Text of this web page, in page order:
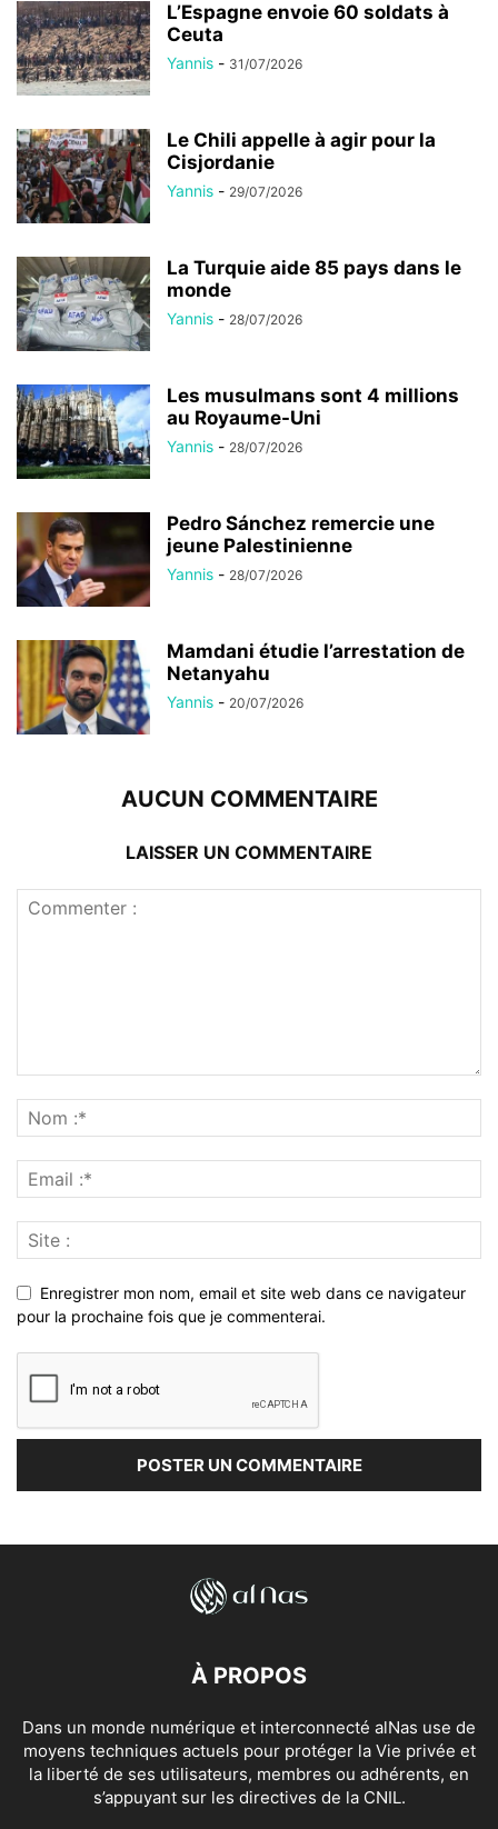
L’Espagne envoie 60 soldats à
Ceuta
Yannis - 31/07/2026
Le Chili appelle à agir pour la
Cisjordanie
Yannis - 29/07/2026
La Turquie aide 85 pays dans le
monde
Yannis - 28/07/2026
Les musulmans sont 4 millions
au Royaume-Uni
Yannis - 28/07/2026
Pedro Sánchez remercie une
jeune Palestinienne
Yannis - 28/07/2026
Mamdani étudie l’arrestation de
Netanyahu
Yannis - 20/07/2026
AUCUN COMMENTAIRE
LAISSER UN COMMENTAIRE
Enregistrer mon nom, email et site web dans ce navigateur
pour la prochaine fois que je commenterai.
À PROPOS
Dans un monde numérique et interconnecté alNas use de
moyens techniques actuels pour protéger la Vie privée et
la liberté de ses utilisateurs, membres ou adhérents, en
s’appuyant sur les directives de la CNIL.